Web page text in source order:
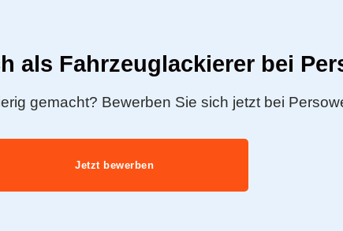
als Fahrzeuglackierer bei
gemacht? Bewerben Sie sich jetzt bei
Jetzt bewerben